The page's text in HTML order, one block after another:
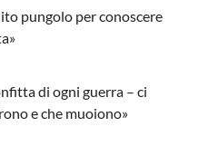
pungolo per conoscere
di ogni guerra – ci
e che muoiono»